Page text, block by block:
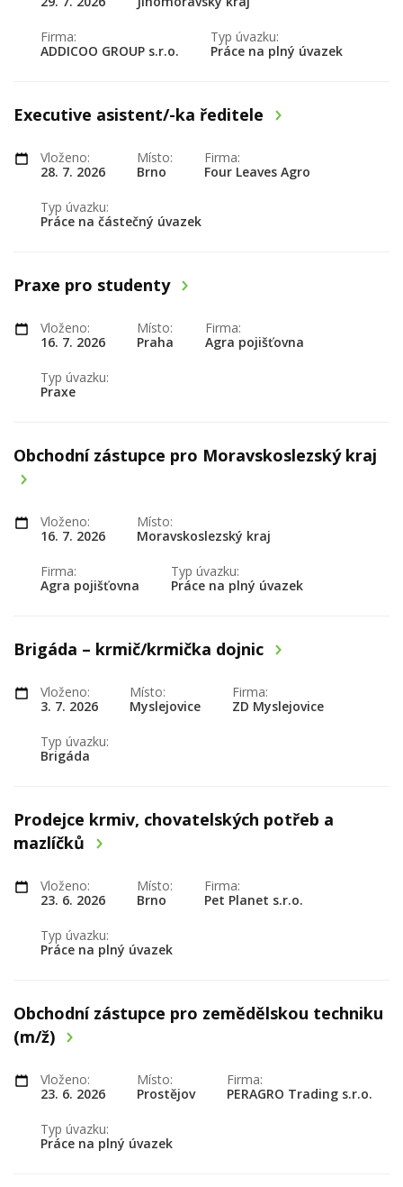
Firma:
ADDICOO GROUP s.r.o.
Typ úvazku:
Práce na plný úvazek
Executive asistent/-ka ředitele
Vloženo:
28. 7. 2026
Místo:
Brno
Firma:
Four Leaves Agro
Typ úvazku:
Práce na částečný úvazek
Praxe pro studenty
Vloženo:
16. 7. 2026
Místo:
Praha
Firma:
Agra pojišťovna
Typ úvazku:
Praxe
Obchodní zástupce pro Moravskoslezský kraj
Vloženo:
16. 7. 2026
Místo:
Moravskoslezský kraj
Firma:
Agra pojišťovna
Typ úvazku:
Práce na plný úvazek
Brigáda – krmič/krmička dojnic
Vloženo:
3. 7. 2026
Místo:
Myslejovice
Firma:
ZD Myslejovice
Typ úvazku:
Brigáda
Prodejce krmiv, chovatelských potřeb a
mazlíčků
Vloženo:
23. 6. 2026
Místo:
Brno
Firma:
Pet Planet s.r.o.
Typ úvazku:
Práce na plný úvazek
Obchodní zástupce pro zemědělskou techniku
(m/ž)
Vloženo:
23. 6. 2026
Místo:
Prostějov
Firma:
PERAGRO Trading s.r.o.
Typ úvazku:
Práce na plný úvazek